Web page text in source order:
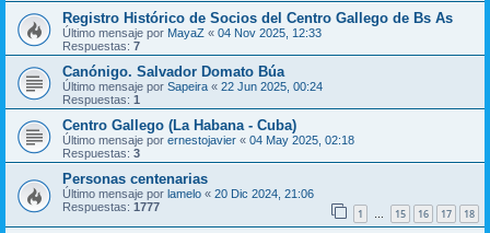
Registro Histórico de Socios del Centro Gallego de Bs As
Último mensaje por MayaZ « 04 Nov 2025, 12:33
Respuestas: 7
Canónigo. Salvador Domato Búa
Último mensaje por Sapeira « 22 Jun 2025, 00:24
Respuestas: 1
Centro Gallego (La Habana - Cuba)
Último mensaje por ernestojavier « 04 May 2025, 02:18
Respuestas: 3
Personas centenarias
Último mensaje por lamelo « 20 Dic 2024, 21:06
Respuestas: 1777 1 … 15 16 17 18